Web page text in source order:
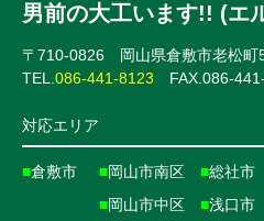
男前の大工います!! (エ
〒710-0826 岡山県倉敷市老松町
TEL.086-441-8123 FAX.086-
対応エリア
■倉敷市 ■岡山市南区
■岡山市中区
■総社市
■浅口市